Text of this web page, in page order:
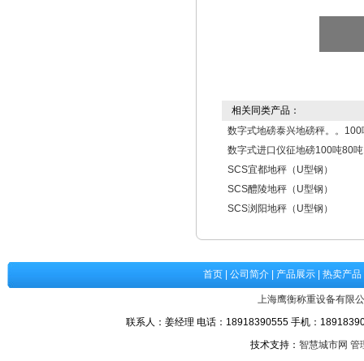
相关同类产品：
数字式地磅泰兴地磅秤。。
数字式进口仪征地磅100吨80
SCS宜都地秤（U型钢）
SCS醴陵地秤（U型钢）
SCS浏阳地秤（U型钢）
首页 公司简介 产品展示 热卖产品
上海鹰衡称重设备有限
联系人：姜经理 电话：18918390555 手机：
技术支持： 智慧城市网 管